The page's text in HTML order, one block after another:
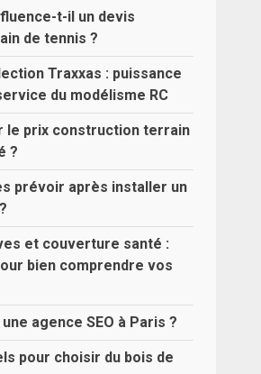
t-il un devis
de tennis ?
Traxxas : puissance
du modélisme RC
le prix construction terrain
?
prévoir après installer un
et couverture santé :
bien comprendre vos
agence SEO à Paris ?
pour choisir du bois de